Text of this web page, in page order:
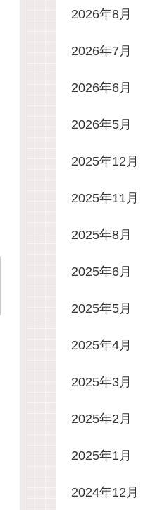
2026年8月
2026年7月
2026年6月
2026年5月
2025年12月
2025年11月
2025年8月
2025年6月
2025年5月
2025年4月
2025年3月
2025年2月
2025年1月
2024年12月